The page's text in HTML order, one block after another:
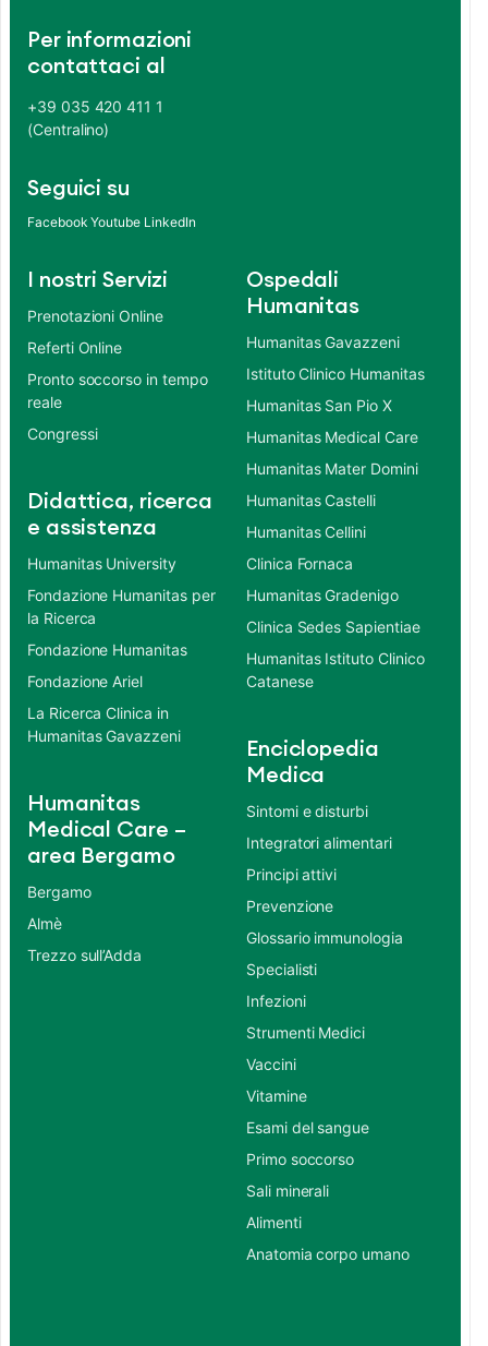
Per informazioni
contattaci al
+39 035 420 411 1
(Centralino)
Seguici su
Facebook Youtube LinkedIn
I nostri Servizi
Prenotazioni Online
Referti Online
Pronto soccorso in tempo
reale
Congressi
Didattica, ricerca
e assistenza
Humanitas University
Fondazione Humanitas per
la Ricerca
Fondazione Humanitas
Fondazione Ariel
La Ricerca Clinica in
Humanitas Gavazzeni
Humanitas
Medical Care –
area Bergamo
Bergamo
Almè
Trezzo sull’Adda
Ospedali
Humanitas
Humanitas Gavazzeni
Istituto Clinico Humanitas
Humanitas San Pio X
Humanitas Medical Care
Humanitas Mater Domini
Humanitas Castelli
Humanitas Cellini
Clinica Fornaca
Humanitas Gradenigo
Clinica Sedes Sapientiae
Humanitas Istituto Clinico
Catanese
Enciclopedia
Medica
Sintomi e disturbi
Integratori alimentari
Principi attivi
Prevenzione
Glossario immunologia
Specialisti
Infezioni
Strumenti Medici
Vaccini
Vitamine
Esami del sangue
Primo soccorso
Sali minerali
Alimenti
Anatomia corpo umano